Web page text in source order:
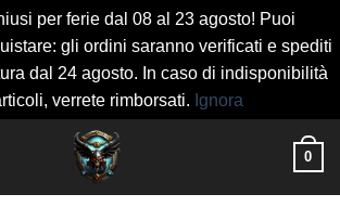
per ferie dal 08 al 23 agosto! Puoi
gli ordini saranno verificati e spediti
dal 24 agosto. In caso di indisponibilità
verrete rimborsati. Ignora
0